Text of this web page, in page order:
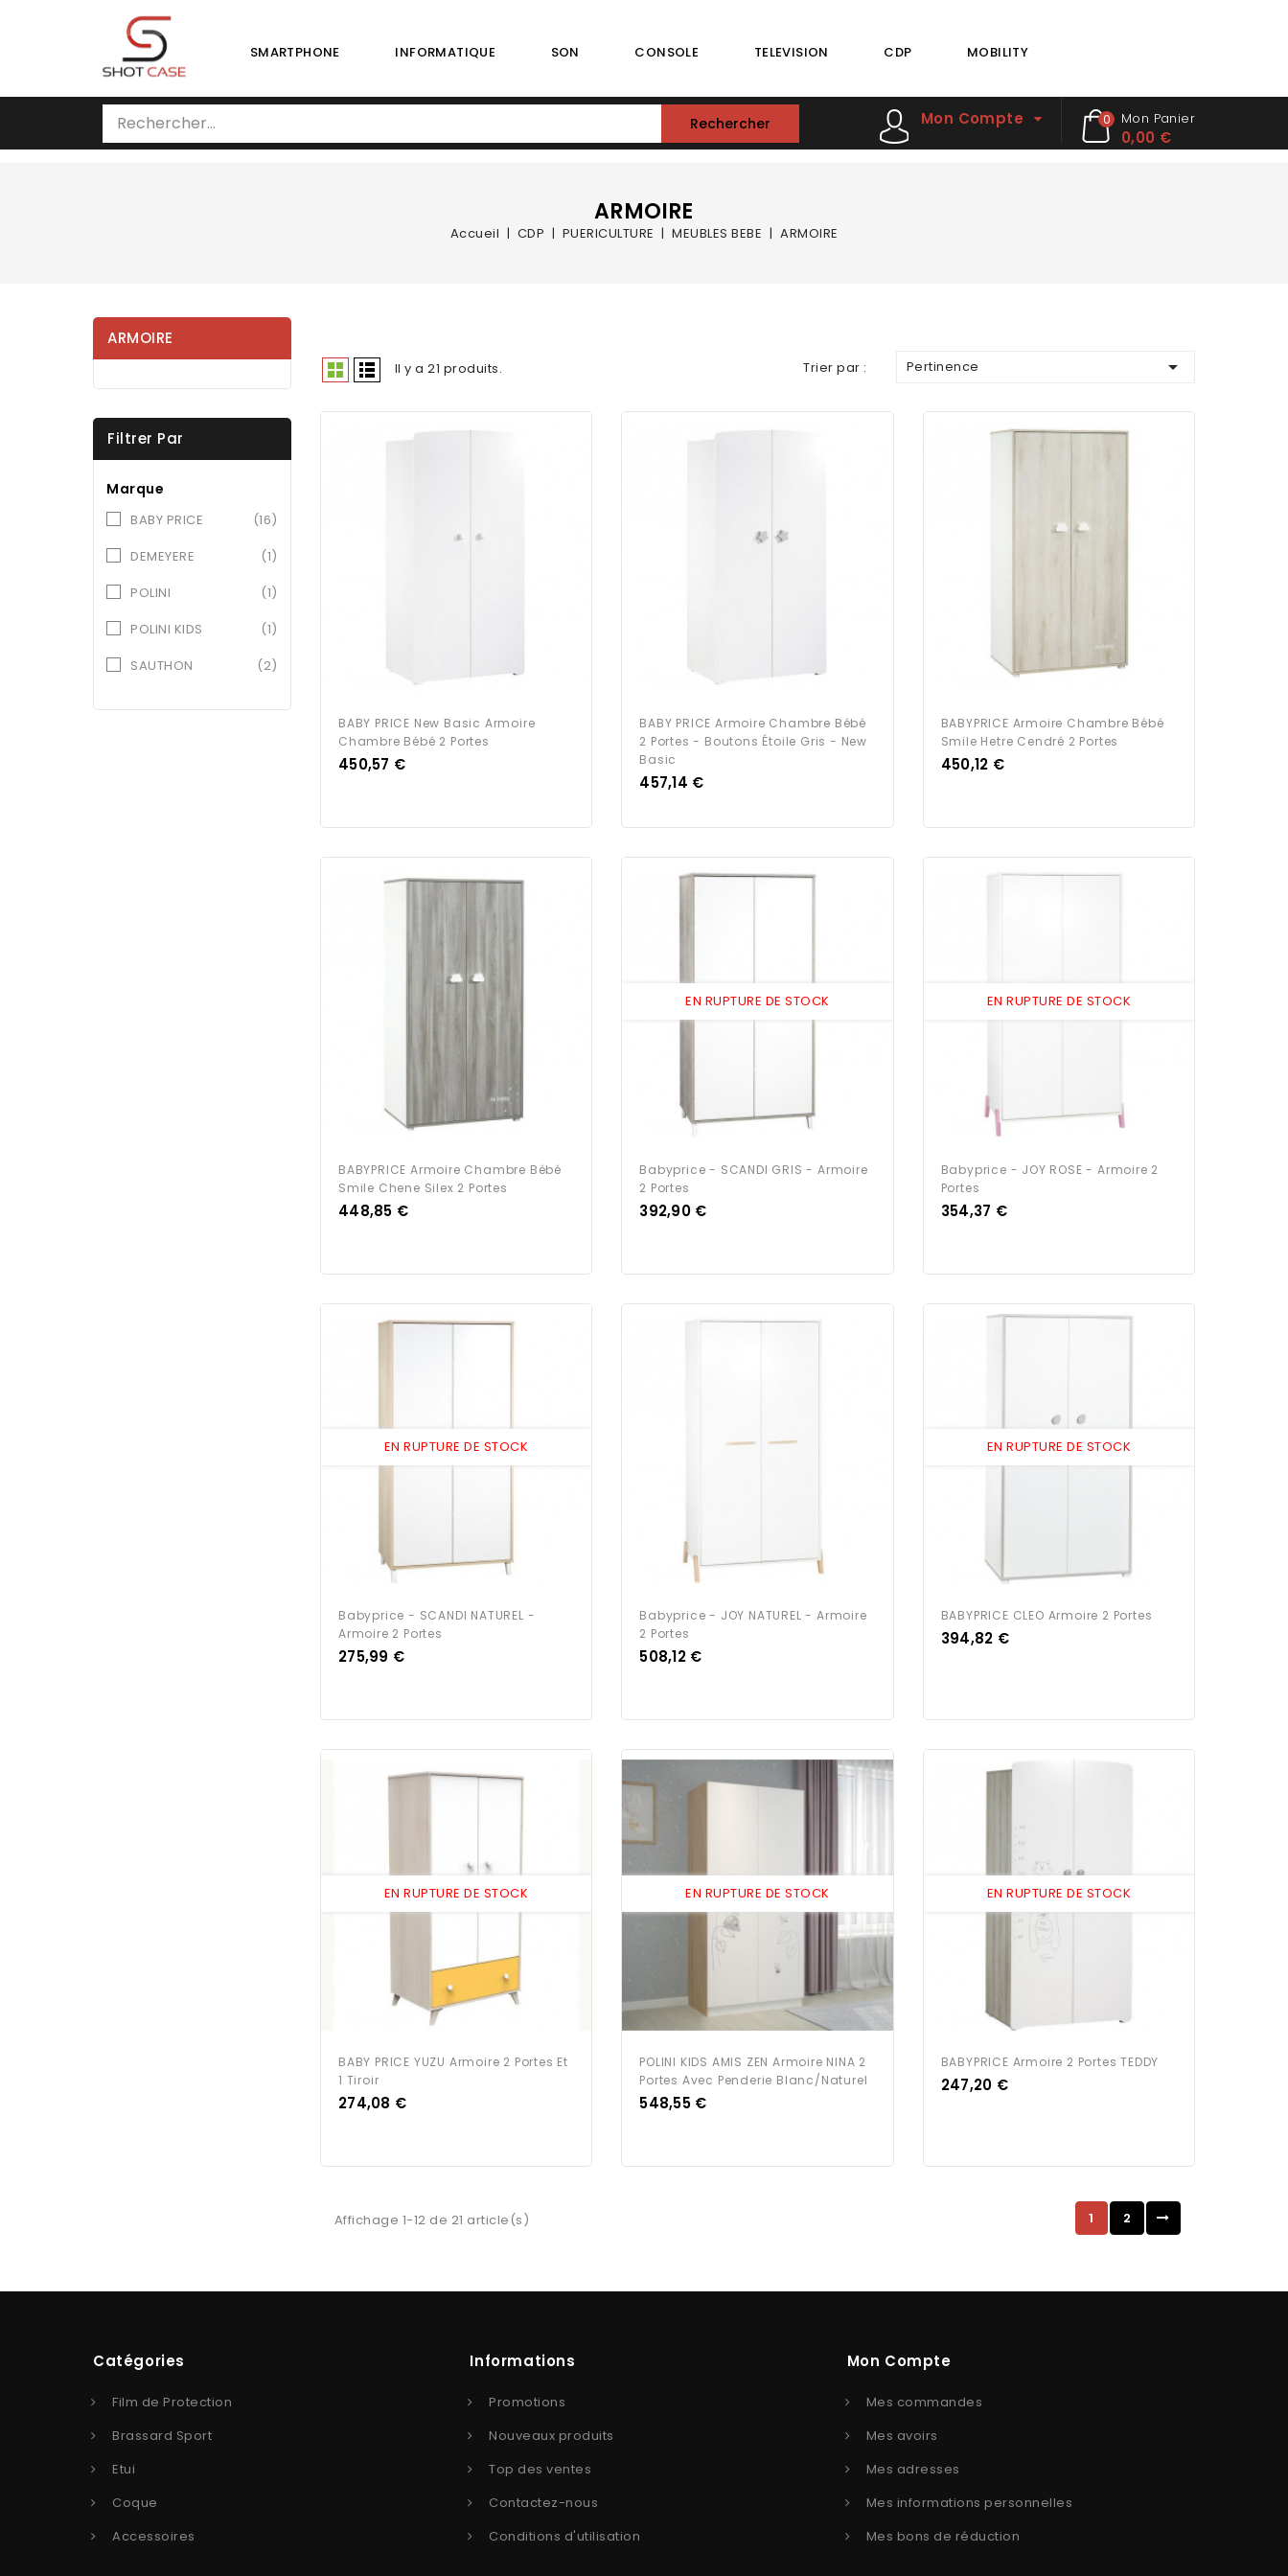
SMARTPHONE INFORMATIQUE SON CONSOLE TELEVISION CDP MOBILITY
Mon Panier
0,00 €
0
Mon Compte
Rechercher
ARMOIRE
Accueil CDP PUERICULTURE MEUBLES BEBE ARMOIRE
ARMOIRE
Filtrer Par
Marque
BABY PRICE
(16)
DEMEYERE
(1)
POLINI
(1)
POLINI KIDS
(1)
SAUTHON
(2)
Il y a 21 produits. Trier par : Pertinence 
BABY PRICE New Basic Armoire
Chambre Bébé 2 Portes
Prix
450,57 €
BABY PRICE Armoire Chambre Bébé
2 Portes - Boutons Étoile Gris - New
Basic
Prix
457,14 €
BABYPRICE Armoire Chambre Bébé
Smile Hetre Cendré 2 Portes
Prix
450,12 €
BABYPRICE Armoire Chambre Bébé
Smile Chene Silex 2 Portes
Prix
448,85 €
EN RUPTURE DE STOCK
Babyprice - SCANDI GRIS - Armoire
2 Portes
Prix
392,90 €
EN RUPTURE DE STOCK
Babyprice - JOY ROSE - Armoire 2
Portes
Prix
354,37 €
EN RUPTURE DE STOCK
Babyprice - SCANDI NATUREL -
Armoire 2 Portes
Prix
275,99 €
Babyprice - JOY NATUREL - Armoire
2 Portes
Prix
508,12 €
EN RUPTURE DE STOCK
BABYPRICE CLEO Armoire 2 Portes
Prix
394,82 €
EN RUPTURE DE STOCK
BABY PRICE YUZU Armoire 2 Portes Et
1 Tiroir
Prix
274,08 €
EN RUPTURE DE STOCK
POLINI KIDS AMIS ZEN Armoire NINA 2
Portes Avec Penderie Blanc/naturel
Prix
548,55 €
EN RUPTURE DE STOCK
BABYPRICE Armoire 2 Portes TEDDY
Prix
247,20 €
Affichage 1-12 de 21 article(s) 1 2
Catégories
Film de Protection
Brassard Sport
Etui
Coque
Accessoires
Informations
Promotions
Nouveaux produits
Top des ventes
Contactez-nous
Conditions d'utilisation
Mon Compte
Mes commandes
Mes avoirs
Mes adresses
Mes informations personnelles
Mes bons de réduction